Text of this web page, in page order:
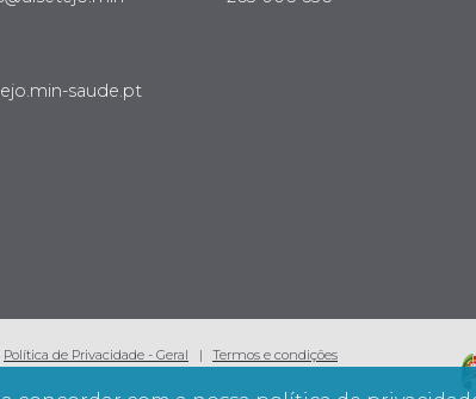
saude.pt
Política de Privacidade - Geral Termos e condições